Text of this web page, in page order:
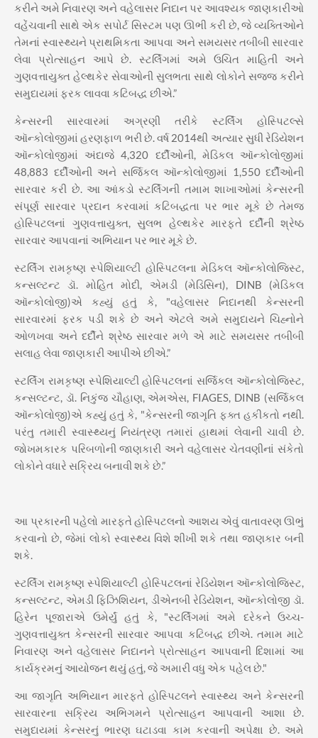
કરીને અમે નિવારણ અને વહેલાસર નિદાન પર આવશ્યક જાણકારીઓ
વહેંચવાની સાથે એક સપોર્ટ સિસ્ટમ પણ ઊભી કરી છે, જે વ્યક્તિઓને
તેમનાં સ્વાસ્થ્યને પ્રાથમિકતા આપવા અને સમયસર તબીબી સારવાર
લેવા પ્રોત્સાહન આપે છે. સ્ટર્લિંગમાં અમે ઉચિત માહિતી અને
ગુણવત્તાયુક્ત હેલ્થકેર સેવાઓની સુલભતા સાથે લોકોને સજ્જ કરીને
સમુદાયમાં ફરક લાવવા કટિબદ્ધ છીએ.”
કેન્સરની સારવારમાં અગ્રણી તરીકે સ્ટર્લિંગ હોસ્પિટલ્સે
ઑન્કોલોજીમાં હરણફાળ ભરી છે. વર્ષ 2014થી અત્યાર સુધી રેડિયેશન
ઑન્કોલોજીમાં અંદાજે 4,320 દર્દીઓની, મેડિકલ ઑન્કોલોજીમાં
48,883 દર્દીઓની અને સર્જિકલ ઑન્કોલોજીમાં 1,550 દર્દીઓની
સારવાર કરી છે. આ આંકડો સ્ટર્લિંગની તમામ શાખાઓમાં કેન્સરની
સંપૂર્ણ સારવાર પ્રદાન કરવામાં કટિબદ્ધતા પર ભાર મૂકે છે તેમજ
હોસ્પિટલનાં ગુણવત્તાયુક્ત, સુલભ હેલ્થકેર મારફતે દર્દીની શ્રેષ્ઠ
સારવાર આપવાનાં અભિયાન પર ભાર મૂકે છે.
સ્ટર્લિંગ રામકૃષ્ણ સ્પેશિયાલ્ટી હોસ્પિટલના મેડિકલ ઑન્કોલોજિસ્ટ,
કન્સલ્ટન્ટ ડૉ. મોહિત મોદી, એમડી (મેડિસિન), DINB (મેડિકલ
ઑન્કોલોજી)એ કહ્યું હતું કે, "વહેલાસર નિદાનથી કેન્સરની
સારવારમાં ફરક પડી શકે છે અને એટલે અમે સમુદાયને ચિહ્નોને
ઓળખવા અને દર્દીને શ્રેષ્ઠ સારવાર મળે એ માટે સમયસર તબીબી
સલાહ લેવા જાણકારી આપીએ છીએ.”
સ્ટર્લિંગ રામકૃષ્ણ સ્પેશિયાલ્ટી હોસ્પિટલનાં સર્જિકલ ઑન્કોલોજિસ્ટ,
કન્સલ્ટન્ટ, ડૉ. નિકુંજ ચૌહાણ, એમએસ, FIAGES, DINB (સર્જિકલ
ઑન્કોલોજી)એ કહ્યું હતું કે, "કેન્સરની જાગૃતિ ફક્ત હકીકતો નથી.
પરંતુ તમારી સ્વાસ્થ્યનું નિયંત્રણ તમારાં હાથમાં લેવાની ચાવી છે.
જોખમકારક પરિબળોની જાણકારી અને વહેલાસર ચેતવણીનાં સંકેતો
લોકોને વધારે સક્રિય બનાવી શકે છે.”
આ પ્રકારની પહેલો મારફતે હોસ્પિટલનો આશય એવું વાતાવરણ ઊભું
કરવાનો છે, જેમાં લોકો સ્વાસ્થ્ય વિશે શીખી શકે તથા જાણકાર બની
શકે.
સ્ટર્લિંગ રામકૃષ્ણ સ્પેશિયાલ્ટી હોસ્પિટલનાં રેડિયેશન ઑન્કોલોજિસ્ટ,
કન્સલ્ટન્ટ, એમડી ફિઝિશિયન, ડીએનબી રેડિયેશન, ઑન્કોલોજી ડૉ.
હિરેન પૂજારાએ ઉમેર્યું હતું કે, "સ્ટર્લિંગમાં અમે દરેકને ઉચ્ચ-
ગુણવત્તાયુક્ત કેન્સરની સારવાર આપવા કટિબદ્ધ છીએ. તમામ માટે
નિવારણ અને વહેલાસર નિદાનને પ્રોત્સાહન આપવાની દિશામાં આ
કાર્યક્રમનું આયોજન થયું હતું, જે અમારી વધુ એક પહેલ છે."
આ જાગૃતિ અભિયાન મારફતે હોસ્પિટલને સ્વાસ્થ્ય અને કેન્સરની
સારવારના સક્રિય અભિગમને પ્રોત્સાહન આપવાની આશા છે.
સમુદાયમાં કેન્સરનું ભારણ ઘટાડવા કામ કરવાની અપેક્ષા છે. અમે